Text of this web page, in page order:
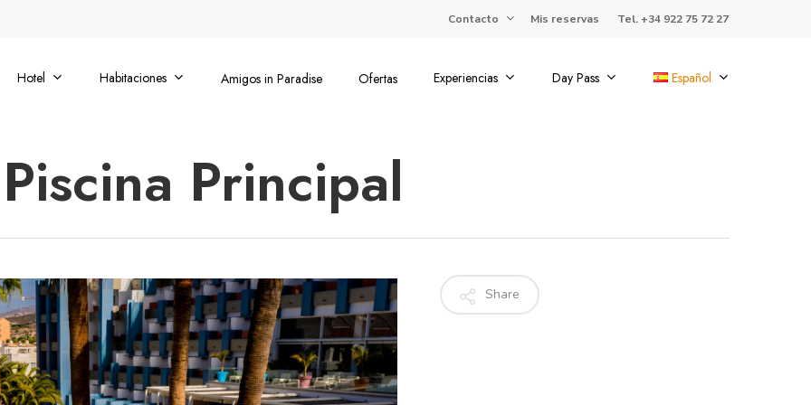
Contacto Mis reservas Tel. +34 922 75 72 27
Hotel Habitaciones Amigos in Paradise Ofertas Experiencias Day Pass Español
Piscina Principal
Share